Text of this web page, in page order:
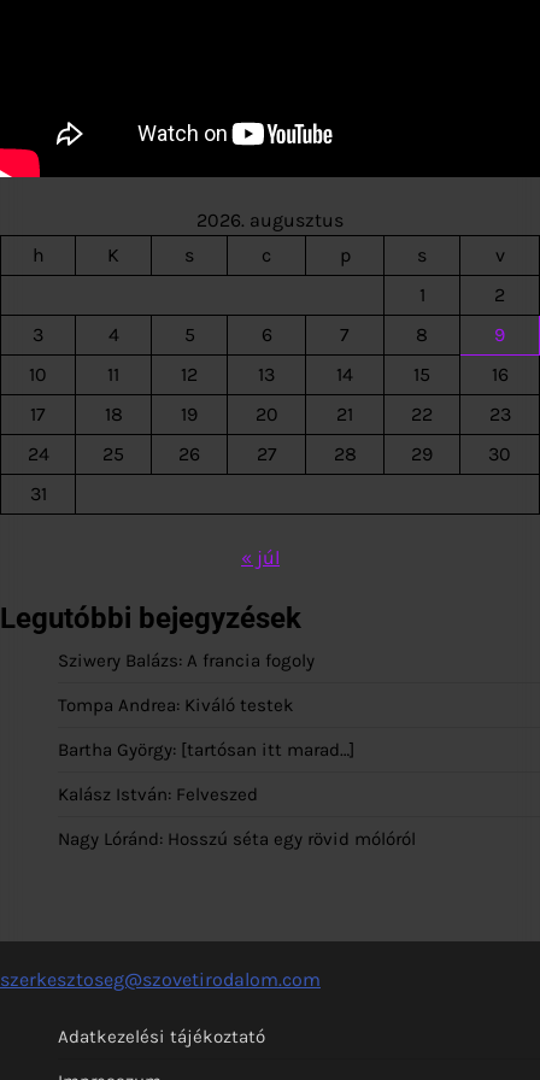
2026. augusztus
h
K s c p s
v
1
2
3
4 5 6 7 8
9
10
11 12 13 14 15
16
17
18 19 20 21 22
23
24
25 26 27 28 29
30
31
« júl
Legutóbbi bejegyzések
Sziwery Balázs: A francia fogoly
Tompa Andrea: Kiváló testek
Bartha György: [tartósan itt marad…]
Kalász István: Felveszed
Nagy Lóránd: Hosszú séta egy rövid mólóról
szerkesztoseg@szovetirodalom.com
Adatkezelési tájékoztató